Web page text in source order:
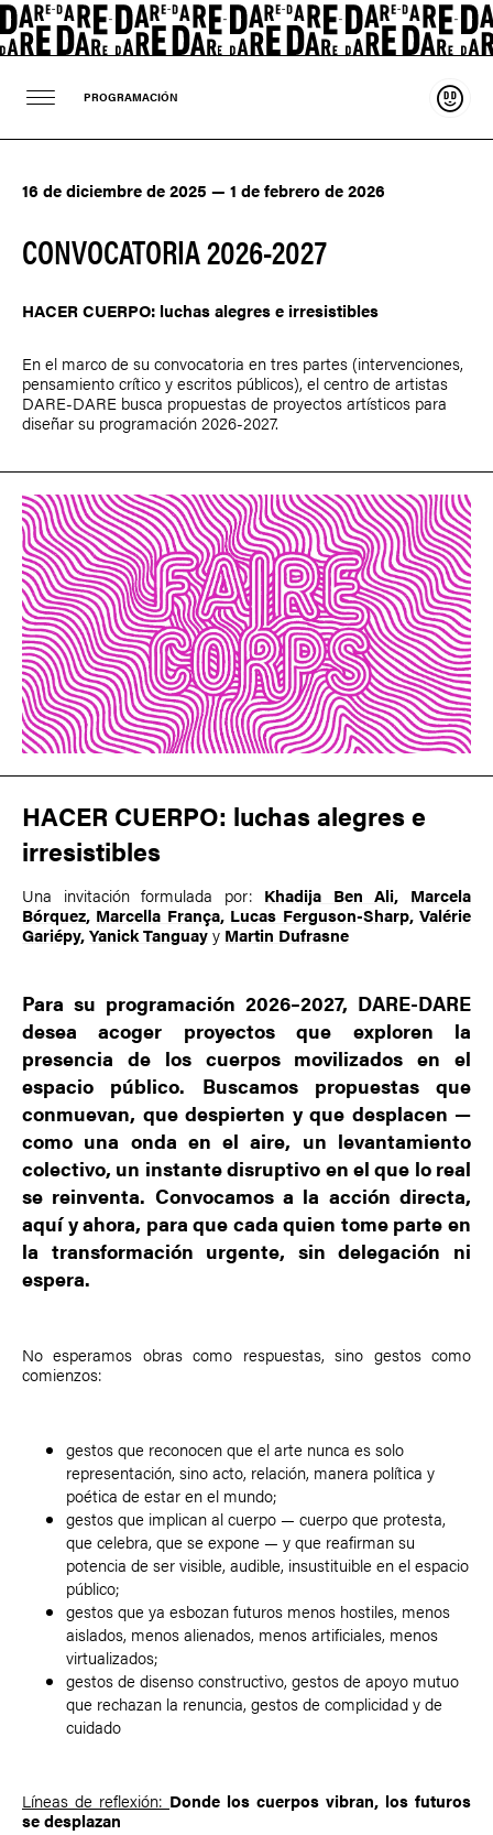
PROGRAMACIÓN
16 de diciembre de 2025 — 1 de febrero de 2026
CONVOCATORIA 2026-2027
HACER CUERPO: luchas alegres e irresistibles
En el marco de su convocatoria en tres partes (intervenciones,
pensamiento crítico y escritos públicos), el centro de artistas
DARE-DARE busca propuestas de proyectos artísticos para
diseñar su programación 2026-2027.
HACER CUERPO: luchas alegres e
irresistibles
Una invitación formulada por: Khadija Ben Ali, Marcela
Bórquez, Marcella França, Lucas Ferguson-Sharp,Valérie
Gariépy,Yanick Tanguayy Martin Dufrasne
Para su programación 2026–2027, DARE-DARE
desea acoger proyectos que exploren la
presencia de los cuerpos movilizados en el
espacio público. Buscamos propuestas que
conmuevan, que despierten y que desplacen —
como una onda en el aire, un levantamiento
colectivo, un instante disruptivo en el que lo real
se reinventa. Convocamos a la acción directa,
aquí y ahora, para que cada quien tome parte en
la transformación urgente, sin delegación ni
espera.
No esperamos obras como respuestas, sino gestos como
comienzos:
gestos que reconocen que el arte nunca es solo
representación, sino acto, relación, manera política y
poética de estar en el mundo;
gestos que implican al cuerpo — cuerpo que protesta,
que celebra, que se expone — y que reafirman su
potencia de ser visible, audible, insustituible en el espacio
público;
gestos que ya esbozan futuros menos hostiles, menos
aislados, menos alienados, menos artificiales, menos
virtualizados;
gestos de disenso constructivo, gestos de apoyo mutuo
que rechazan la renuncia, gestos de complicidad y de
cuidado
Líneas de reflexión: Donde los cuerpos vibran, los futuros
se desplazan